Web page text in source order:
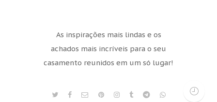
As inspirações mais lindas e os
achados mais incríveis para o seu
casamento reunidos em um só lugar!